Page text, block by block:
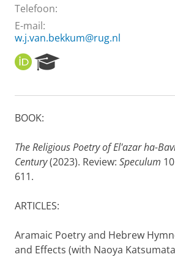
Telefoon:
E-mail:
w.j.van.bekkum@rug.nl
O
R
I
e
h
P
o
BOOK:
The Religious Poetry of El'azar ha-
Century(2023). Review: Speculum
611.
ARTICLES:
Aramaic Poetry and Hebrew
and Effects (with Naoya